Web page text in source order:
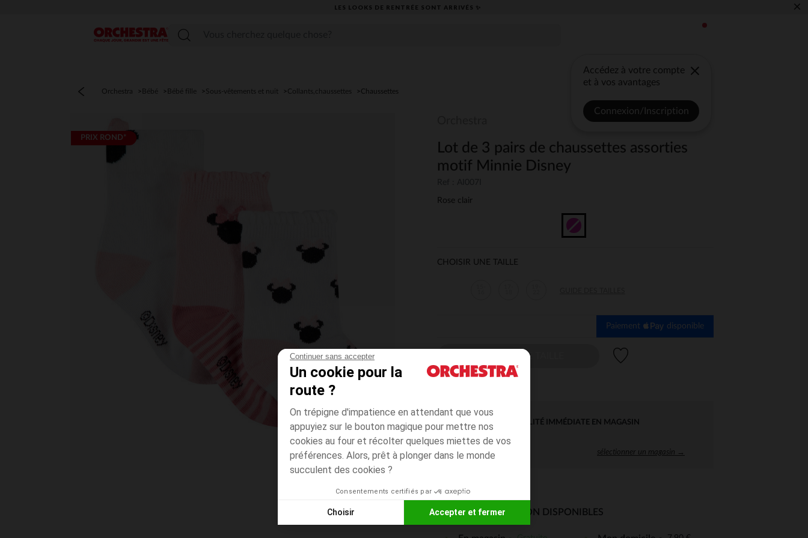
Continuer sans accepter
Un cookie pour la
route ?
On trépigne d'impatience en attendant que vous
appuyiez sur le bouton magique pour mettre nos
cookies au four et récolter quelques miettes de vos
préférences. Alors, prêt à plonger dans le monde
succulent des cookies ?
Consentements certifiés par
Choisir Accepter et fermer
LES LOOKS DE RENTRÉE SONT ARRIVÉS ✨ ×
Menu
Accédez à votre compte
et à vos avantages
Connexion/Inscription
Orchestra Bébé Bébé fille Sous-vêtements et nuit Collants,chaussettes Chaussettes
PRIX ROND*
Lot de 3 pairs de chaussettes assorties
motif Minnie Disney
Rose clair
CHOISIR UNE TAILLE
Paiement disponible
CHOISIR UNE TAILLE
DISPONIBILITÉ IMMÉDIATE EN MAGASIN
sélectionner un magasin →
MODES DE LIVRAISON DISPONIBLES